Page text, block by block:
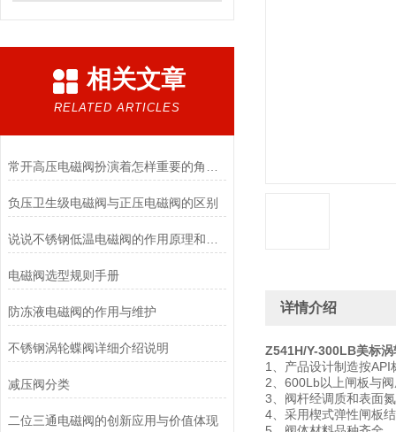
相关文章
RELATED ARTICLES
负压卫生级电磁阀与正压电磁阀的区别
电磁阀选型规则手册
防冻液电磁阀的作用与维护
不锈钢涡轮蝶阀详细介绍说明
减压阀分类
二位三通电磁阀的创新应用与价值体现
详情介绍
Z541H/Y-300LB美标涡
1、产品设计制造按
2、600Lb以上闸板与
3、阀杆经调质和表面
4、采用楔式弹性闸板